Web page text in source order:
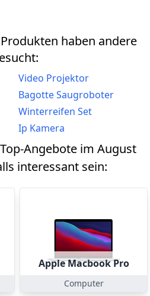
haben andere
Video Projektor
Bagotte Saugroboter
Winterreifen Set
Ip Kamera
Angebote im August
interessant sein:
Apple Macbook Pro
Computer